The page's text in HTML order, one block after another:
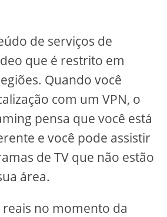
de serviços de
que é restrito em
Quando você
com um VPN, o
pensa que você está
e você pode assistir
de TV que não estão
área.
no momento da